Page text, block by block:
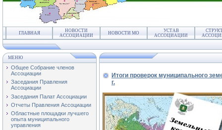
ГЛАВНАЯ
НОВОСТИ
АССОЦИАЦИИ
НОВОСТИ МО
УСТАВ
АССОЦИАЦИИ
МЕНЮ
Общее Собрание членов
Ассоциации
Заседания Правления
Ассоциации
Заседания Палат Ассоциации
Отчеты Правления Ассоциации
Областные площадки лучшего
опыта муниципального
управления
Итоги проверок муниципального
г.